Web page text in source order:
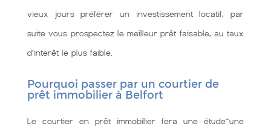
vieux jours préférer un investissement locatif, par
suite vous prospectez le meilleur prêt faisable, au taux
d’intérêt le plus faible.
Pourquoi passer par un courtier de
prêt immobilier à Belfort
Le courtier en prêt immobilier fera une étude~une